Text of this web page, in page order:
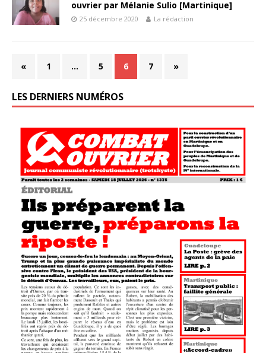
ouvrier par Mélanie Sulio [Martinique]
25 décembre 2020 La rédaction
« 1 … 5 6 7 »
LES DERNIERS NUMÉROS